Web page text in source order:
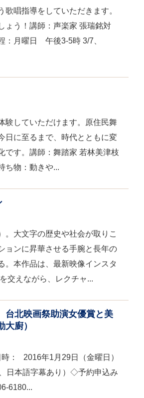
唱指導をしていただきます。
ょう！講師：声楽家 張瑞銘対
：月曜日 午後3-5時 3/7、
験していただけます。原住民舞
日に至るまで、時代とともに変
です。講師：舞踏家 若林美津枝
ち物：動きや...
。大文字の歴史や社会が取りこ
ョンに昇華させる手腕と長年の
。本作品は、最新映像インスタ
交えながら、レクチャ...
台北映画祭助演女優賞と美
廚）
： 2016年1月29日（金曜日）
日本語字幕あり）◇予約申込み
6180...